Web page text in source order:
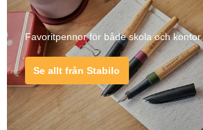
Favoritpennor för både skola och kontor.
Se allt från Stabilo